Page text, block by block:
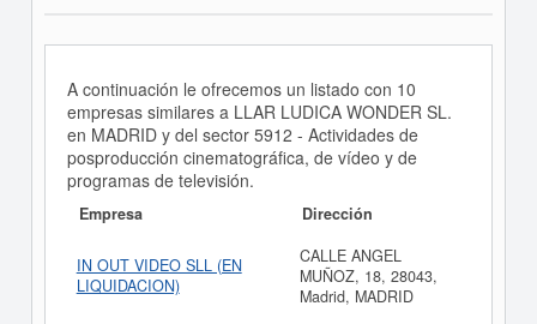
A continuación le ofrecemos un listado con 10
empresas similares a LLAR LUDICA WONDER SL.
en MADRID y del sector 5912 - Actividades de
posproducción cinematográfica, de vídeo y de
programas de televisión.
Empresa Dirección
IN OUT VIDEO SLL (EN
LIQUIDACION)
CALLE ANGEL
MUÑOZ, 18, 28043,
Madrid, MADRID